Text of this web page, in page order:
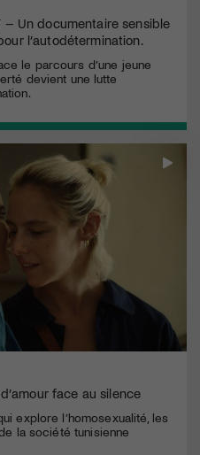
– Un documentaire sensible
l’autodétermination.
le parcours d’une jeune
devient une lutte
face au silence
explore l’homosexualité, les
la société tunisienne